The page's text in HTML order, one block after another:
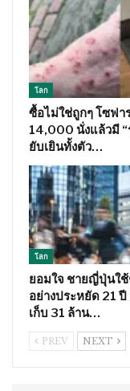
โลก
ซื้อไม่ใช่ถูกๆ โซฟา
14,000 นั่งแล้วมี “
ยับเยินทั้งตัว…
โลก
ยอมใจ ชายญี่ปุ่นใ
อย่างประหยัด 21 ปี
เก็บ 31 ล้าน…
PREV NEXT